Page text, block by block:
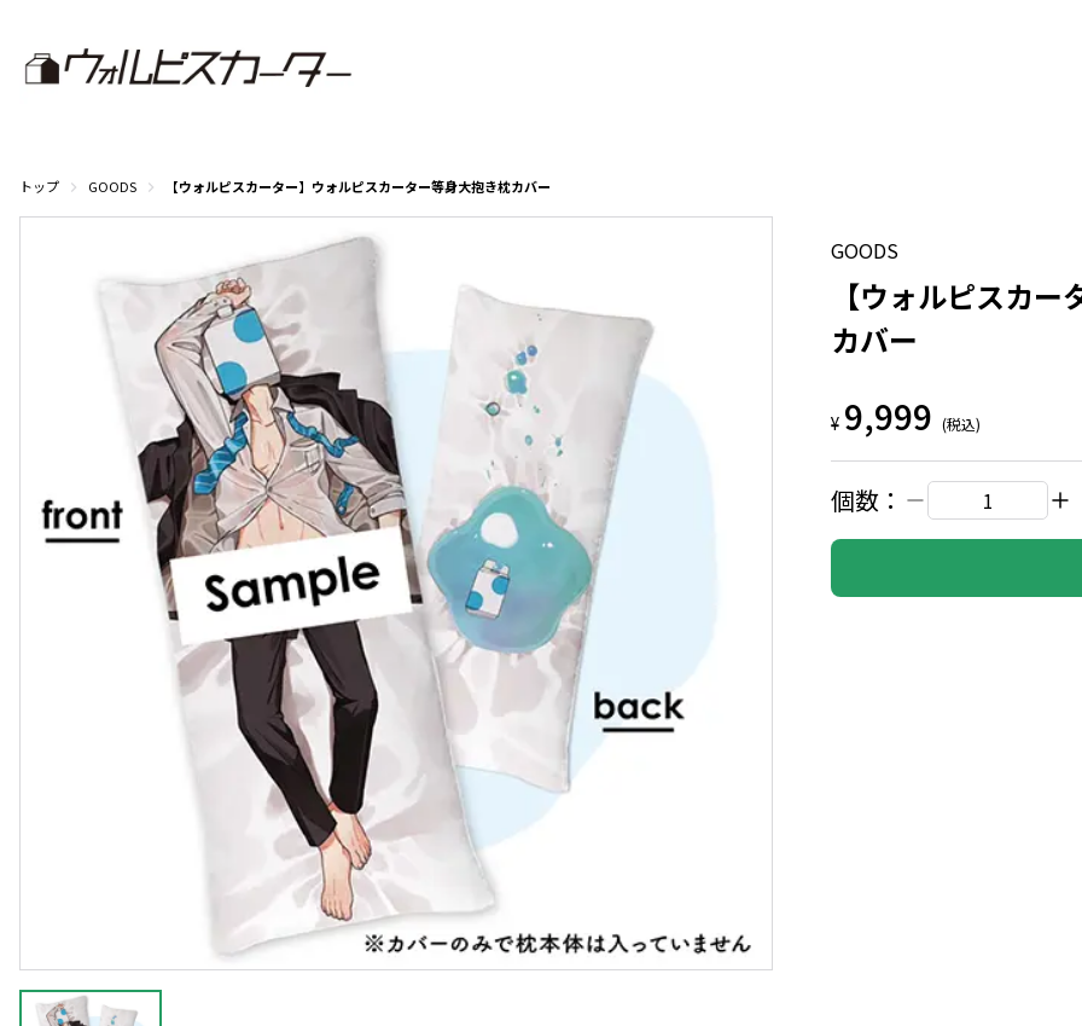
トップ GOODS 【ウォルピスカーター】ウォルピスカーター等身大抱き枕カバー
GOODS
【ウォルピスカ
カバー
¥ 9,999 (税込)
個数：